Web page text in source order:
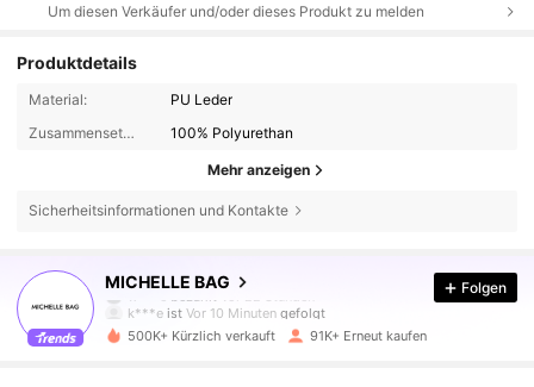
Um diesen Verkäufer und/oder dieses Produkt zu melden
Produktdetails
Material:
PU Leder
Zusammensetzung:
100% Polyurethan
Mehr anzeigen
Sicherheitsinformationen und Kontakte
MICHELLE BAG
4,82
k***e istVor 10 Minuten gefolgt
4,82 112K Follower
Folgen
500K+ Kürzlich verkauft 91K+ Erneut kaufen